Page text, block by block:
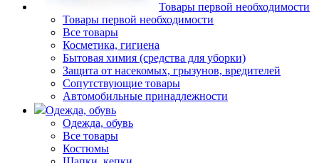
Товары первой необходимости
Товары первой необходимости
Все товары
Косметика, гигиена
Бытовая химия (средства для уборки)
Защита от насекомых, грызунов, вредителей
Сопутствующие товары
Автомобильные принадлежности
Одежда, обувь
Одежда, обувь
Все товары
Костюмы